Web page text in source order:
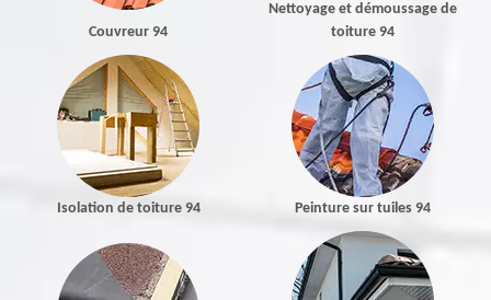
Couvreur 94
Nettoyage et démoussage de
toiture 94
Isolation de toiture 94 Peinture sur tuiles 94